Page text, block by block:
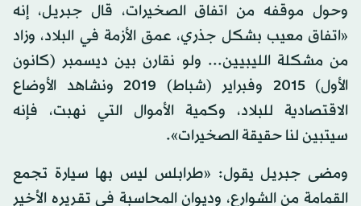
وحول موقفه من اتفاق الصخيرات، قال جبريل، إنه
«اتفاق معيب بشكل جذري، عمق الأزمة في البلاد، وزاد
من مشكلة الليبيين... ولو نقارن بين ديسمبر (كانون
الأول) 2015 وفبراير (شباط) 2019 ونشاهد الأوضاع
الاقتصادية للبلاد، وكمية الأموال التي نهبت، فإنه
سيتبين لنا حقيقة الصخيرات».
ومضى جبريل يقول: «طرابلس ليس بها سيارة تجمع
القمامة من الشوارع، وديوان المحاسبة في تقريره الأخير